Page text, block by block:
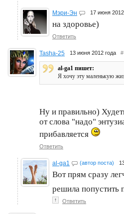
Мэри-Эн 17 июня
на здоровье)
Ответить
Tasha-25 13 июня 2012 года #
al-ga1 пишет:
Я хочу эту маленькую
Ну и правильно)
от слова "надо"
прибавляется
Ответить
al-ga1 (автор поста)
Вот прям сразу
решила попустить
↑ Ответить